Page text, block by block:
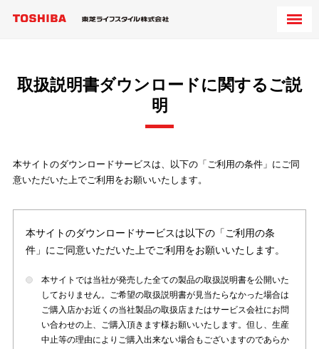
取扱説明書ダウンロードに関するご説
明
本サイトのダウンロードサービスは、以下の「ご利用の条件」にご同
意いただいた上でご利用をお願いいたします。
本サイトのダウンロードサービスは以下の「ご利用の条
件」にご同意いただいた上でご利用をお願いいたします。
本サイトでは当社が発売した全ての製品の取扱説明書を公開いた
しておりません。ご希望の取扱説明書が見当たらなかった場合は
ご購入店かお近くの当社製品の取扱店またはサービス会社にお問
い合わせの上、ご購入頂きます様お願いいたします。但し、生産
中止等の理由によりご購入出来ない場合もございますのであらか